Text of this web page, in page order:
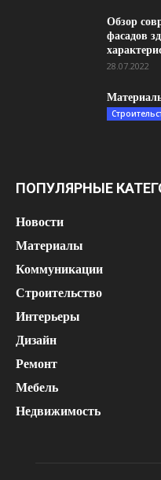
Обзор
фасадов
28.07.2022
ПОПУЛЯРНЫЕ
Новости
Материалы
Коммуникации
Строительство
Интерьеры
Дизайн
Ремонт
Мебель
Недвижимость